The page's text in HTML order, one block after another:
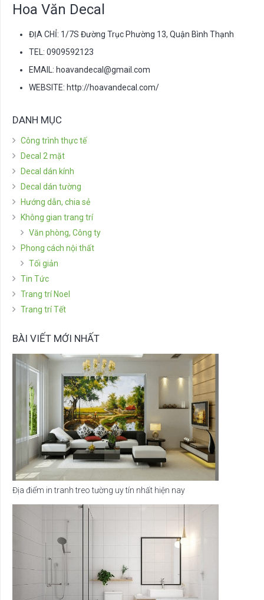
Hoa Văn Decal
ĐỊA CHỈ: 1/7S Đường Trục Phường 13, Quận Bình Thạnh
TEL: 0909592123
EMAIL: hoavandecal@gmail.com
WEBSITE: http://hoavandecal.com/
DANH MỤC
Công trình thực tế
Decal 2 mặt
Decal dán kính
Decal dán tường
Hướng dẫn, chia sẻ
Không gian trang trí
Văn phòng, Công ty
Phong cách nội thất
Tối giản
Tin Tức
Trang trí Noel
Trang trí Tết
BÀI VIẾT MỚI NHẤT
Địa điểm in tranh treo tường uy tín nhất hiện nay